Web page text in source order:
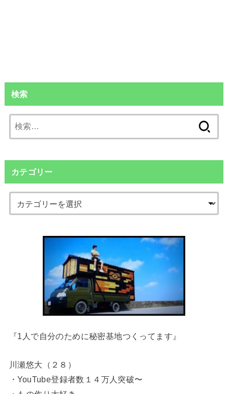
検索
索:
カテゴリー
『1人で自分のために秘密基地つくってます』
川瀬悠大（２８）
・YouTube登録者数１４万人突破〜